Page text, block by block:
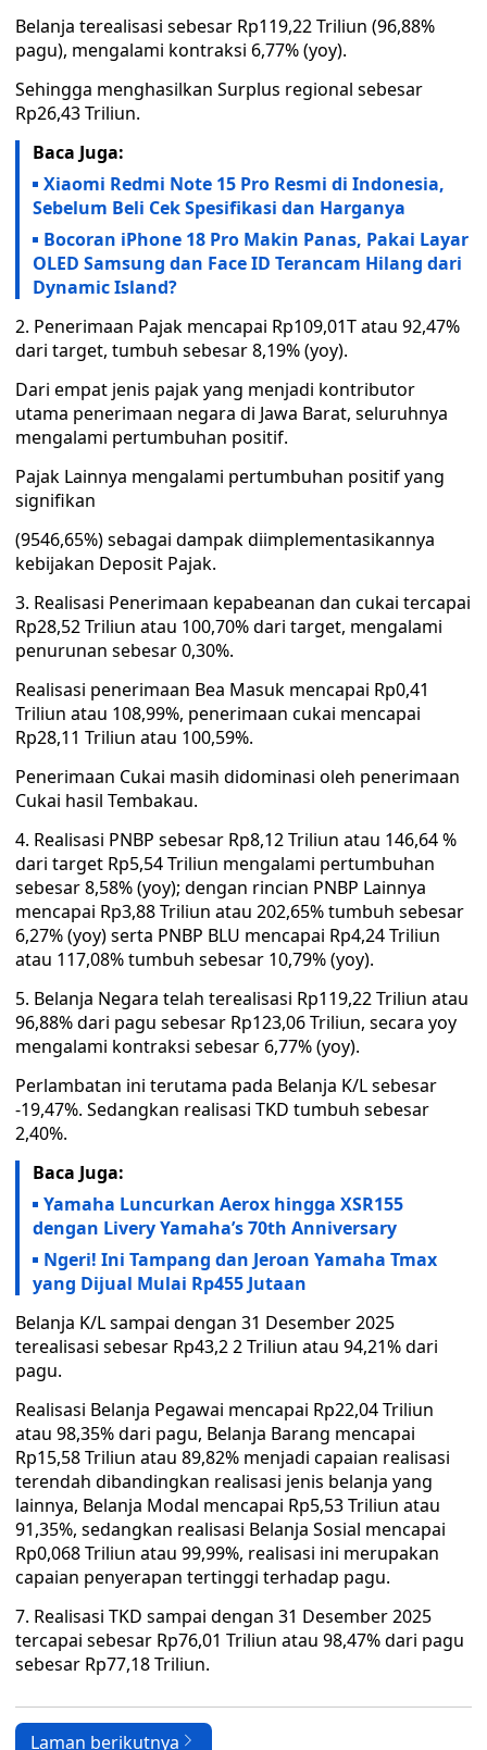
Belanja terealisasi sebesar Rp119,22 Triliun (96,88%
pagu), mengalami kontraksi 6,77% (yoy).
Sehingga menghasilkan Surplus regional sebesar
Rp26,43 Triliun.
Baca Juga:
Xiaomi Redmi Note 15 Pro Resmi di Indonesia,
Sebelum Beli Cek Spesifikasi dan Harganya
Bocoran iPhone 18 Pro Makin Panas, Pakai Layar
OLED Samsung dan Face ID Terancam Hilang dari
Dynamic Island?
2. Penerimaan Pajak mencapai Rp109,01T atau 92,47%
dari target, tumbuh sebesar 8,19% (yoy).
Dari empat jenis pajak yang menjadi kontributor
utama penerimaan negara di Jawa Barat, seluruhnya
mengalami pertumbuhan positif.
Pajak Lainnya mengalami pertumbuhan positif yang
signifikan
(9546,65%) sebagai dampak diimplementasikannya
kebijakan Deposit Pajak.
3. Realisasi Penerimaan kepabeanan dan cukai tercapai
Rp28,52 Triliun atau 100,70% dari target, mengalami
penurunan sebesar 0,30%.
Realisasi penerimaan Bea Masuk mencapai Rp0,41
Triliun atau 108,99%, penerimaan cukai mencapai
Rp28,11 Triliun atau 100,59%.
Penerimaan Cukai masih didominasi oleh penerimaan
Cukai hasil Tembakau.
4. Realisasi PNBP sebesar Rp8,12 Triliun atau 146,64 %
dari target Rp5,54 Triliun mengalami pertumbuhan
sebesar 8,58% (yoy); dengan rincian PNBP Lainnya
mencapai Rp3,88 Triliun atau 202,65% tumbuh sebesar
6,27% (yoy) serta PNBP BLU mencapai Rp4,24 Triliun
atau 117,08% tumbuh sebesar 10,79% (yoy).
5. Belanja Negara telah terealisasi Rp119,22 Triliun atau
96,88% dari pagu sebesar Rp123,06 Triliun, secara yoy
mengalami kontraksi sebesar 6,77% (yoy).
Perlambatan ini terutama pada Belanja K/L sebesar
-19,47%. Sedangkan realisasi TKD tumbuh sebesar
2,40%.
Baca Juga:
Yamaha Luncurkan Aerox hingga XSR155
dengan Livery Yamaha’s 70th Anniversary
Ngeri! Ini Tampang dan Jeroan Yamaha Tmax
yang Dijual Mulai Rp455 Jutaan
Belanja K/L sampai dengan 31 Desember 2025
terealisasi sebesar Rp43,2 2 Triliun atau 94,21% dari
pagu.
Realisasi Belanja Pegawai mencapai Rp22,04 Triliun
atau 98,35% dari pagu, Belanja Barang mencapai
Rp15,58 Triliun atau 89,82% menjadi capaian realisasi
terendah dibandingkan realisasi jenis belanja yang
lainnya, Belanja Modal mencapai Rp5,53 Triliun atau
91,35%, sedangkan realisasi Belanja Sosial mencapai
Rp0,068 Triliun atau 99,99%, realisasi ini merupakan
capaian penyerapan tertinggi terhadap pagu.
7. Realisasi TKD sampai dengan 31 Desember 2025
tercapai sebesar Rp76,01 Triliun atau 98,47% dari pagu
sebesar Rp77,18 Triliun.
Laman berikutnya